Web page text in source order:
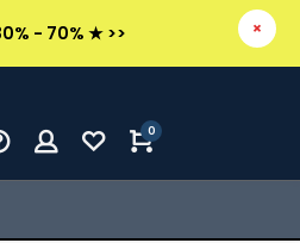
- 70% ★ >>
0